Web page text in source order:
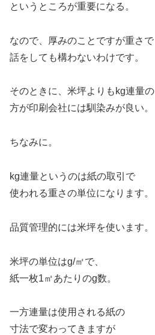
というところが重要になる。
なので、厚みのことですが重さで
話をしても構わないわけです。
そのときに、米坪よりもkg連量の
方が印刷会社には馴染みが良い。
ちなみに。
kg連量というのは紙の取引で
使われる重さの単位になります。
品質管理的には米坪を使います。
米坪の単位はg/㎡で、
紙一枚1㎡あたりのg数。
一方連量は使用される紙の
寸法で変わってきますが